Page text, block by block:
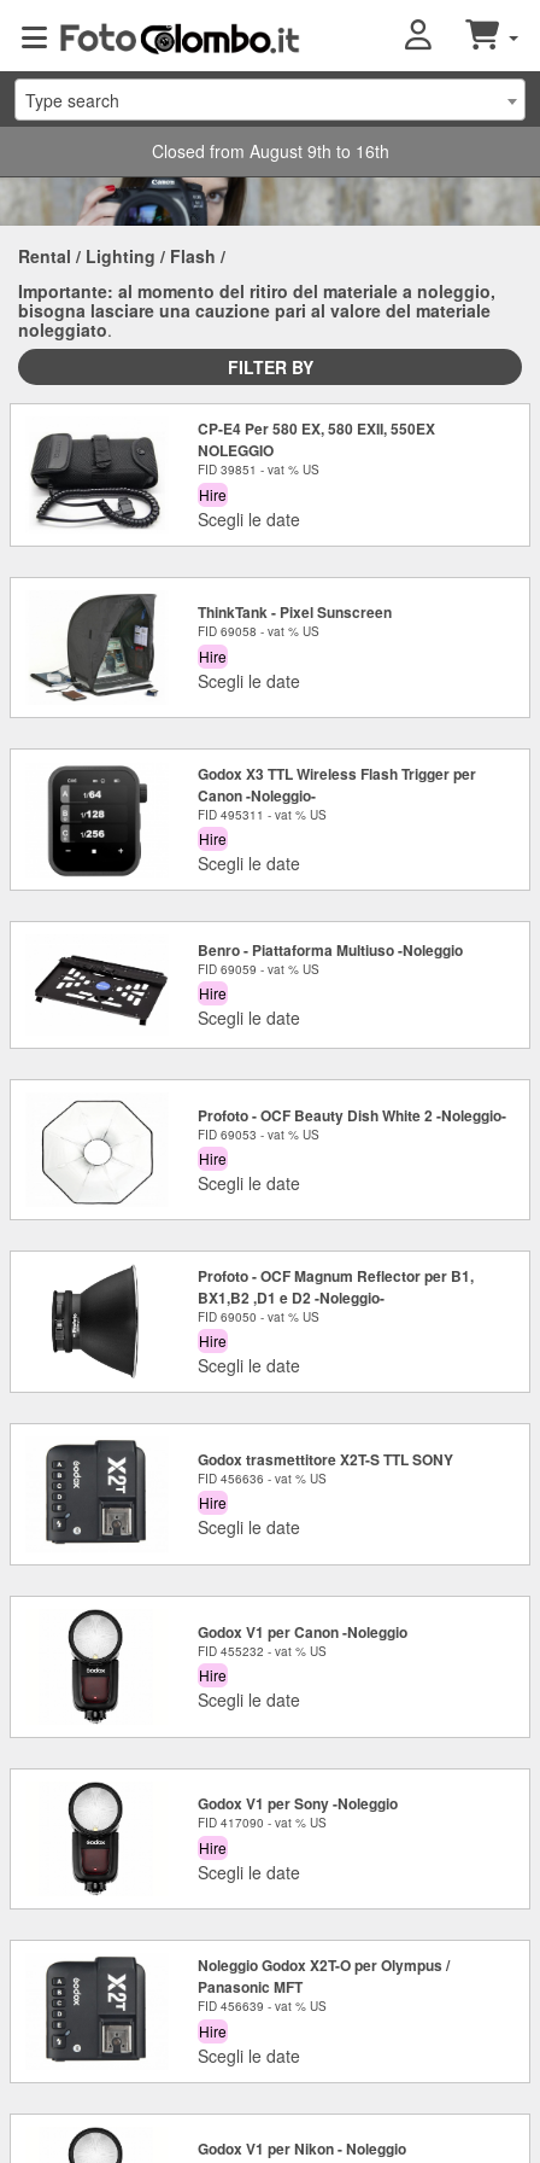
Type search
Closed from August 9th to 16th
Rental / Lighting / Flash /
Importante: al momento del ritiro del materiale a noleggio,
bisogna lasciare una cauzione pari al valore del materiale
noleggiato.
FILTER BY
CP-E4 Per 580 EX, 580 EXII, 550EX
NOLEGGIO
FID 39851 - vat % US
Hire
Scegli le date
ThinkTank - Pixel Sunscreen
FID 69058 - vat % US
Hire
Scegli le date
Godox X3 TTL Wireless Flash Trigger per
Canon -Noleggio-
FID 495311 - vat % US
Hire
Scegli le date
Benro - Piattaforma Multiuso -Noleggio
FID 69059 - vat % US
Hire
Scegli le date
Profoto - OCF Beauty Dish White 2 -Noleggio-
FID 69053 - vat % US
Hire
Scegli le date
Profoto - OCF Magnum Reflector per B1,
BX1,B2 ,D1 e D2 -Noleggio-
FID 69050 - vat % US
Hire
Scegli le date
Godox trasmettitore X2T-S TTL SONY
FID 456636 - vat % US
Hire
Scegli le date
Godox V1 per Canon -Noleggio
FID 455232 - vat % US
Hire
Scegli le date
Godox V1 per Sony -Noleggio
FID 417090 - vat % US
Hire
Scegli le date
Noleggio Godox X2T-O per Olympus /
Panasonic MFT
FID 456639 - vat % US
Hire
Scegli le date
Godox V1 per Nikon - Noleggio